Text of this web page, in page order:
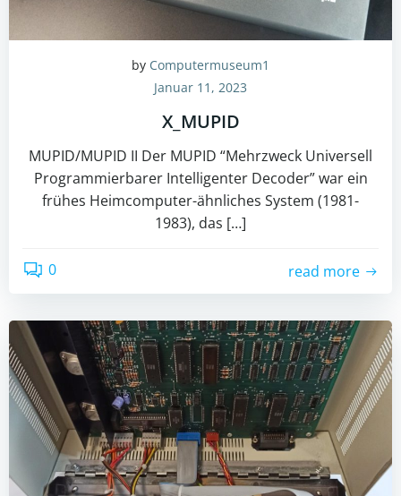
by Computermuseum1
Januar 11, 2023
X_MUPID
MUPID/MUPID II Der MUPID “Mehrzweck Universell
Programmierbarer Intelligenter Decoder” war ein
frühes Heimcomputer-ähnliches System (1981-
1983), das […]
0 read more